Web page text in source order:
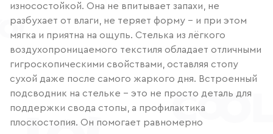
износостойкой. Она не впитывает запахи, не
разбухает от влаги, не теряет форму – и при этом
мягка и приятна на ощупь. Стелька из лёгкого
воздухопроницаемого текстиля обладает отличными
гигроскопическими свойствами, оставляя стопу
сухой даже после самого жаркого дня. Встроенный
подсводник на стельке – это не просто деталь для
поддержки свода стопы, а профилактика
плоскостопия. Он помогает равномерно